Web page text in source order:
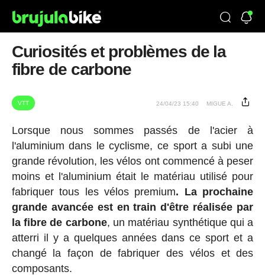
Curiosités et problèmes de la
fibre de carbone
VTT 24/04/23 15:40 MIGUE A.
Lorsque nous sommes passés de l'acier à
l'aluminium dans le cyclisme, ce sport a subi une
grande révolution, les vélos ont commencé à peser
moins et l'aluminium était le matériau utilisé pour
fabriquer tous les vélos premium. La prochaine
grande avancée est en train d'être réalisée par
la fibre de carbone, un matériau synthétique qui a
atterri il y a quelques années dans ce sport et a
changé la façon de fabriquer des vélos et des
composants.